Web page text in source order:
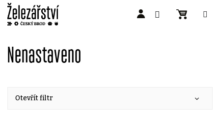
obsah
Nenastaveno
Otevřít filtr